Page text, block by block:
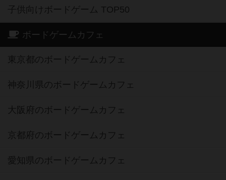
子供向けボードゲーム TOP50
ボードゲームカフェ
東京都のボードゲームカフェ
神奈川県のボードゲームカフェ
大阪府のボードゲームカフェ
京都府のボードゲームカフェ
愛知県のボードゲームカフェ